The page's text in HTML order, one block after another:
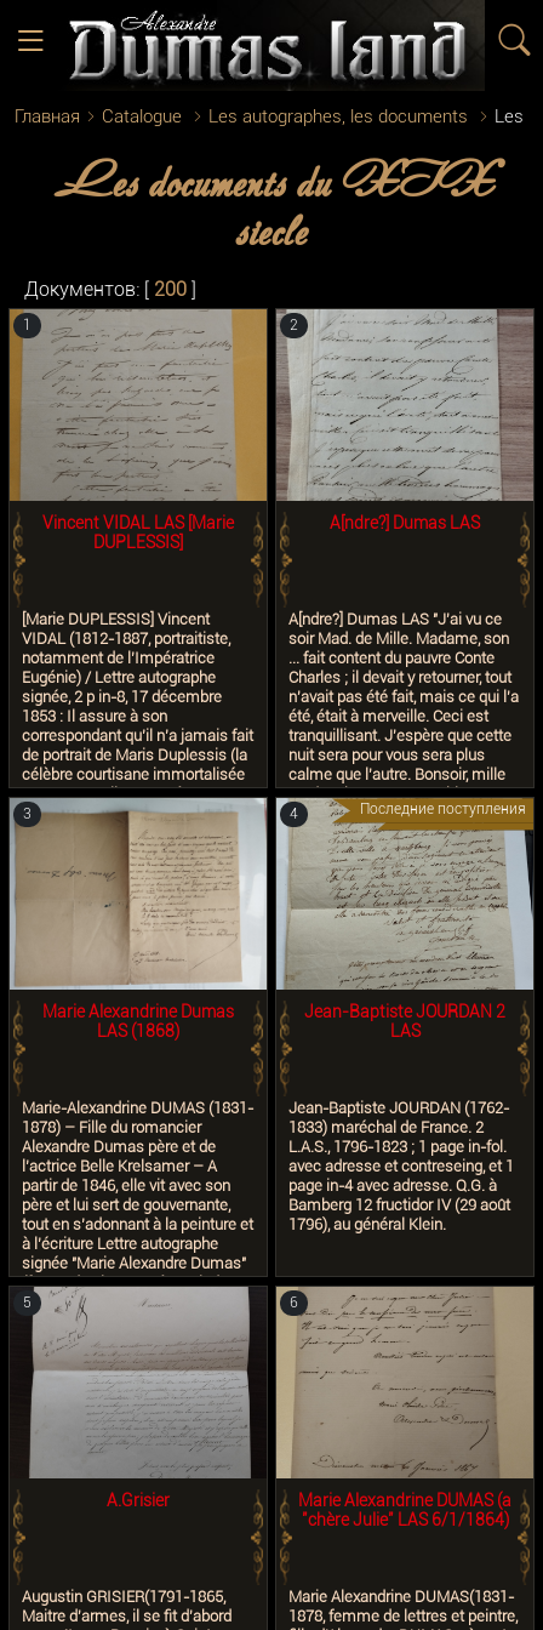
Главная Catalogue Les autographes, les documents Les
Les documents du XIX
siecle
Документов: [ 200 ]
Vincent VIDAL LAS [Marie
DUPLESSIS]
[Marie DUPLESSIS] Vincent
VIDAL (1812-1887, portraitiste,
notamment de l’Impératrice
Eugénie) / Lettre autographe
signée, 2 p in-8, 17 décembre
1853 : Il assure à son
correspondant qu’il n’a jamais fait
de portrait de Maris Duplessis (la
célèbre courtisane immortalisée
par Dumas Fils, morte à 23 ans
de la phtisie), « J’ai fait une
fantaisie qui lui ressemblait et
bien par hasard, car je ne l’ai
jamais vue – cette fantaisie fut
trouvée chez elle à sa mort je ne
sais comment, de là l’opinion que
j’avais fait son portrait », « Cette
fantaisie a été publiée par Jannin
sous le titre de « L’Amour de Soi-
même" et Jannin a cédé son
fonds à Bulot je crois, c’est donc
chez ce dernier que tu trouveras
la lithographie » (il s’agit de
l’éditeur lithographe Henri Jannin),
qu’on me demande le portrait de
cette célèbre coquine » (NB :
C’est Dumas Fils, dans sa «
Dame aux Camélias », qui évoque
un portrait de son héroïne par
Vidal, affirmant qu’il fut « le seul
homme dont le crayon parait la
reproduire », et dans une lettre
vendue chez Pierre Bergé en
2017, Dumas Fils parle de ce
fameux portrait, disant que Vidal
lui avait reproché cette invention)
1
A[ndre?] Dumas LAS
A[ndre?] Dumas LAS "J'ai vu ce
soir Mad. de Mille. Madame, son
... fait content du pauvre Conte
Charles ; il devait y retourner, tout
n'avait pas été fait, mais ce qui l'a
été, était à merveille. Ceci est
tranquillisant. J'espère que cette
nuit sera pour vous sera plus
calme que l'autre. Bonsoir, mille
tendres hommages .... bientôt.
Mardi soir. A.Dumas Demain sera
un trist anniversaire pour moi."
2
Marie Alexandrine Dumas
LAS (1868)
Marie-Alexandrine DUMAS (1831-
1878) – Fille du romancier
Alexandre Dumas père et de
l’actrice Belle Krelsamer – A
partir de 1846, elle vit avec son
père et lui sert de gouvernante,
tout en s’adonnant à la peinture et
à l’écriture Lettre autographe
signée "Marie Alexandre Dumas"
(forme de signature à partir de
son installation avec son père), 1
p in-8 (11 x 17 cm), Paris (107
boulevard Malesherbes où elle
vivait avec son père), 17 août
1868 "Vous avez été aimable et
charmant, en vérité cela vous est
bien facile si nous croyons que le
naturel revient au galop. Ceci
posé, permettez-moi tout d’abord
de vous remercier d’une foule de
choses sous entendues, que
votre cœur aidé de votre tact vous
expliquera facilement. Mon père
est ravi de vous parce que vous
merci, à qui revient la palme ? à
vous Monsieur, à votre excellent
3
Jean-Baptiste JOURDAN 2
LAS
Jean-Baptiste JOURDAN (1762-
1833) maréchal de France. 2
L.A.S., 1796-1823 ; 1 page in-fol.
avec adresse et contreseing, et 1
page in-4 avec adresse. Q.G. à
Bamberg 12 fructidor IV (29 août
1796), au général Klein.
Последние поступления
На продажу
4
A.Grisier
Augustin GRISIER(1791-1865,
Maitre d'armes, il se fit d'abord
5
Marie Alexandrine DUMAS (a
"chère Julie" LAS 6/1/1864)
Marie Alexandrine DUMAS(1831-
1878, femme de lettres et peintre,
6